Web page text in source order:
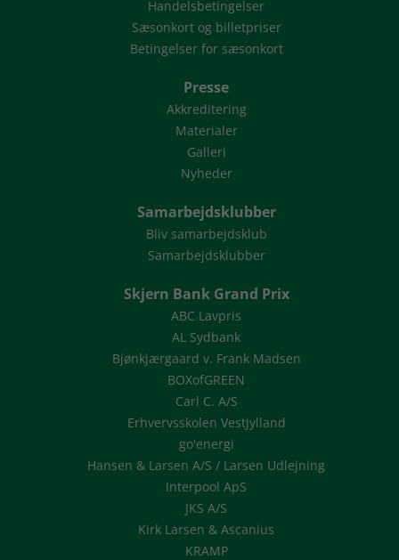
Handelsbetingelser
Sæsonkort og billetpriser
Betingelser for sæsonkort
Presse
Akkreditering
Materialer
Galleri
Nyheder
Samarbejdsklubber
Bliv samarbejdsklub
Samarbejdsklubber
Skjern Bank Grand Prix
ABC Lavpris
AL Sydbank
Bjønkjærgaard v. Frank Madsen
BOXofGREEN
Carl C. A/S
Erhvervsskolen Vestjylland
go'energi
Hansen & Larsen A/S / Larsen Udlejning
Interpool ApS
JKS A/S
Kirk Larsen & Ascanius
KRAMP